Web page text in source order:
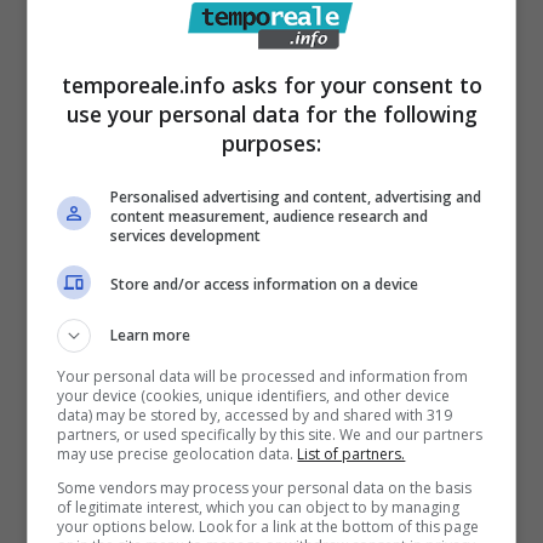
ministeriali in materia di mobilità delle
persone, cercando di evitare di uscire dal
proprio domicilio se non per i motivi
specificati dalle stesse disposizioni (motivi di
salute, lavoro o rientro al proprio
domicilio/residenza). Allo stesso modo
occorre rispettare rigorosamente quanto
stabilito in materia di rispetto delle distanze,
lavaggio delle mani e divieto di
assembramento.
Si ricorda che, allo stato, l’unico modo per
evitare la diffusione del contagio consiste nel
ridurre all’essenziale i contatti sociali per tutta
temporeale.info asks for your consent to
use your personal data for the following
purposes:
Personalised advertising and content, advertising and
content measurement, audience research and
services development
Store and/or access information on a device
Learn more
Your personal data will be processed and information from
your device (cookies, unique identifiers, and other device
data) may be stored by, accessed by and shared with 319
partners, or used specifically by this site. We and our partners
may use precise geolocation data. List of partners.
Some vendors may process your personal data on the basis
of legitimate interest, which you can object to by managing
your options below. Look for a link at the bottom of this page